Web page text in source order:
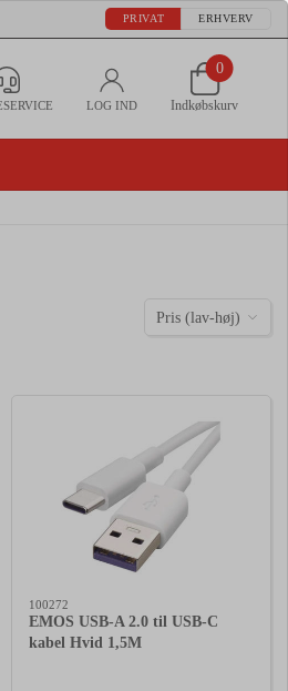
PRIVAT ERHVERV
LOG IND
0
Indkøbskurv
Pris (lav-høj)
100272
EMOS USB-A 2.0 til USB-C
kabel Hvid 1,5M